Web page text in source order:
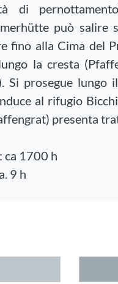
di
può salire
fino alla Cima del
la cresta
Si prosegue lungo
al rifugio
presenta
ca 1700 h
9 h